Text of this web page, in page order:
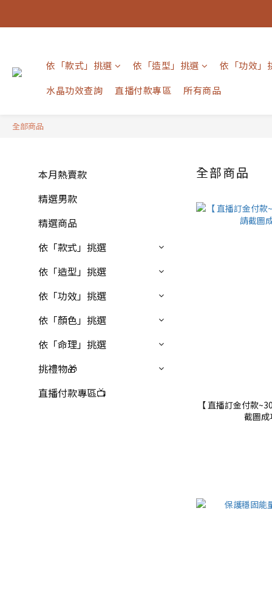
依「款式」挑選 依「造型」挑選
依「功效」
水晶功效查詢
直播付款專區 所有商品
全部商品
本月熱賣款
精選男款
精選商品
依「款式」挑選
依「造型」挑選
依「功效」挑選
依「顏色」挑選
依「命理」挑選
挑禮物🎁
直播付款專區📺
全部商品
【 直播訂金付款
截圖